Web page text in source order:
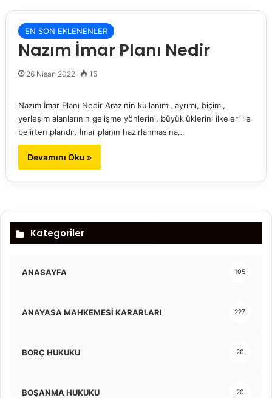
EN SON EKLENENLER
Nazım İmar Planı Nedir
26 Nisan 2022 15
Nazım İmar Planı Nedir Arazinin kullanımı, ayrımı, biçimi,
yerleşim alanlarının gelişme yönlerini, büyüklüklerini ilkeleri ile
belirten plandır. İmar planın hazırlanmasına…
Devamını Oku »
Kategoriler
ANASAYFA 105
ANAYASA MAHKEMESİ KARARLARI 227
BORÇ HUKUKU 20
BOŞANMA HUKUKU 20